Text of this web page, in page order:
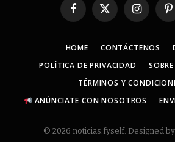
Facebook
X
Instagram
HOME CONTÁCTENOS
POLÍTICA DE PRIVACIDAD
TÉRMINOS Y
ANÚNCIATE CON NOSOTROS
© 2026 noticias.fyself. Designed by